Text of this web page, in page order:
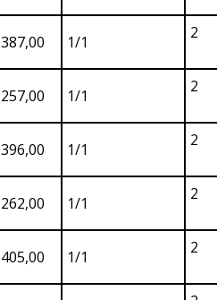
387,00 1/1 2
257,00 1/1 2
396,00 1/1 2
262,00 1/1 2
405,00 1/1 2